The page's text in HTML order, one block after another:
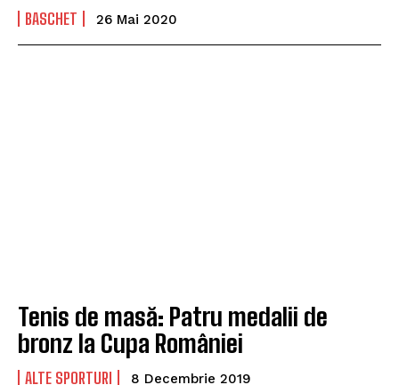
BASCHET 26 Mai 2020
Tenis de masă: Patru medalii de
bronz la Cupa României
ALTE SPORTURI 8 Decembrie 2019